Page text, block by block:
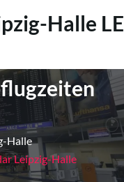
Halle
Halle
Leipzig-Halle